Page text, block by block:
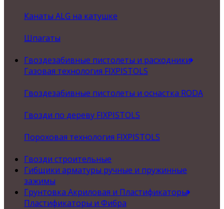
Канаты ALG на катушке
Шпагаты
Гвоздезабивные пистолеты и расходники
Газовая технология FIXPISTOLS
Гвоздезабивные пистолеты и оснастка RODA
Гвозди по дереву FIXPISTOLS
Пороховая технология FIXPISTOLS
Гвозди строительные
Гибщики арматуры ручные и пружинные
зажимы
Грунтовка Акриловая и Пластификаторы
Пластификаторы и Фибра